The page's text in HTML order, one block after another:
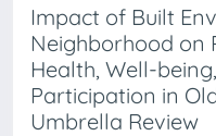
Impact of Built
Neighborhood on
Health, Well-
Participation in
Umbrella Review